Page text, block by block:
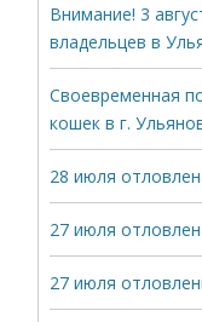
Внимание! 3
владельцев в
Своевременная
кошек в г.
28 июля
27 июля
27 июля